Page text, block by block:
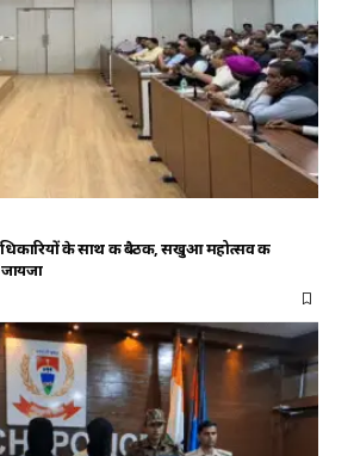
के साथ की बैठक, सखुआ महोत्सव की
जायजा